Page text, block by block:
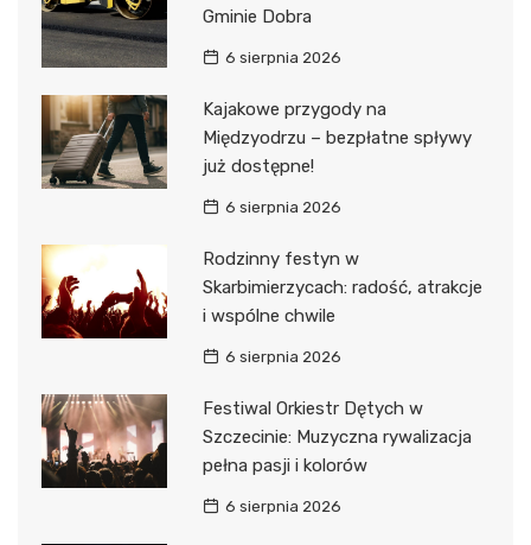
Gminie Dobra
6 sierpnia 2026
Kajakowe przygody na
Międzyodrzu – bezpłatne spływy
już dostępne!
6 sierpnia 2026
Rodzinny festyn w
Skarbimierzycach: radość, atrakcje
i wspólne chwile
6 sierpnia 2026
Festiwal Orkiestr Dętych w
Szczecinie: Muzyczna rywalizacja
pełna pasji i kolorów
6 sierpnia 2026